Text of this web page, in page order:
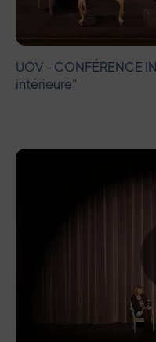
UOV - CONFÉRENCE
intérieure"